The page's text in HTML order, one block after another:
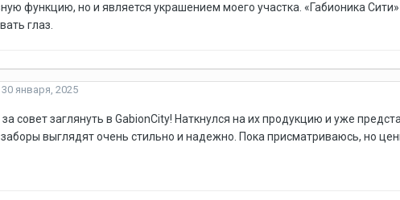
функцию, но и является украшением моего участка. «Габионика
глаз.
30 января, 2025
совет заглянуть в GabionCity! Наткнулся на их продукцию и уже
выглядят очень стильно и надежно. Пока присматриваюсь, но